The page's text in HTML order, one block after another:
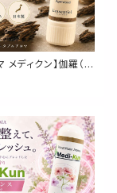
メディクン】伽羅（沈
油 アガーウッド 深
の香り ポータブル
製 武将 歴史 博物
レゼント